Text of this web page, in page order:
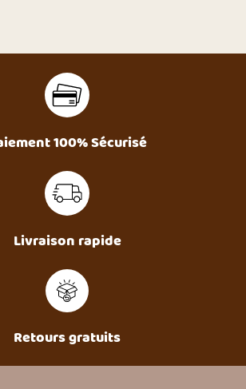
100% Sécurisé
Livraison rapide
Retours gratuits